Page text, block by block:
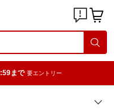
まで 要エントリー